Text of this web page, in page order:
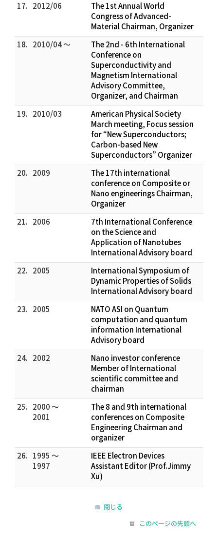
17. 2012/06
The 1st Annual World
Congress of Advanced-
Material Chairman, Organizer
18. 2010/04 ～
The 2nd - 6th International
Conference on
Superconductivity and
Magnetism International
Advisory Committee,
Organizer, and Chairman
19. 2010/03
American Physical Society
March meeting, Focus session
for “New Superconductors;
Carbon-based New
Superconductors” Organizer
20. 2009
The 17th international
conference on Composite or
Nano engineerings Chairman,
Organizer
21. 2006
7th International Conference
on the Science and
Application of Nanotubes
International Advisory board
22. 2005
International Symposium of
Dynamic Properties of Solids
International Advisory board
23. 2005
NATO ASI on Quantum
computation and quantum
information International
Advisory board
24. 2002
Nano investor conference
Member of International
scientific committee and
chairman
25. 2000 ～
2001
The 8 and 9th international
conferences on Composite
Engineering Chairman and
organizer
26. 1995 ～
1997
IEEE Electron Devices
Assistant Editor (Prof.Jimmy
Xu)
閉じる
このページの先頭へ